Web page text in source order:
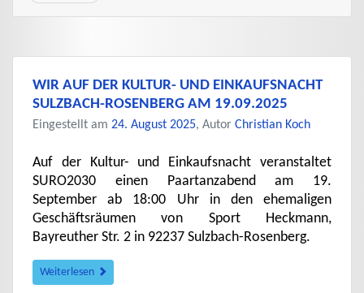
WIR AUF DER KULTUR- UND EINKAUFSNACHT
SULZBACH-ROSENBERG AM 19.09.2025
Eingestellt am 24. August 2025, Autor Christian Koch
Auf der Kultur- und Einkaufsnacht veranstaltet
SURO2030 einen Paartanzabend am 19.
September ab 18:00 Uhr in den ehemaligen
Geschäftsräumen von Sport Heckmann,
Bayreuther Str. 2 in 92237 Sulzbach-Rosenberg.
Weiterlesen